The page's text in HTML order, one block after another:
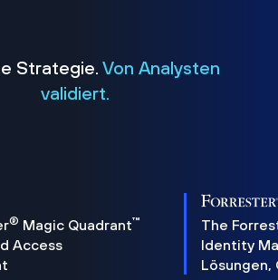
Strategie. Von Analysten
validiert.
® Magic Quadrant™
Access
The
Identity
Lösungen,